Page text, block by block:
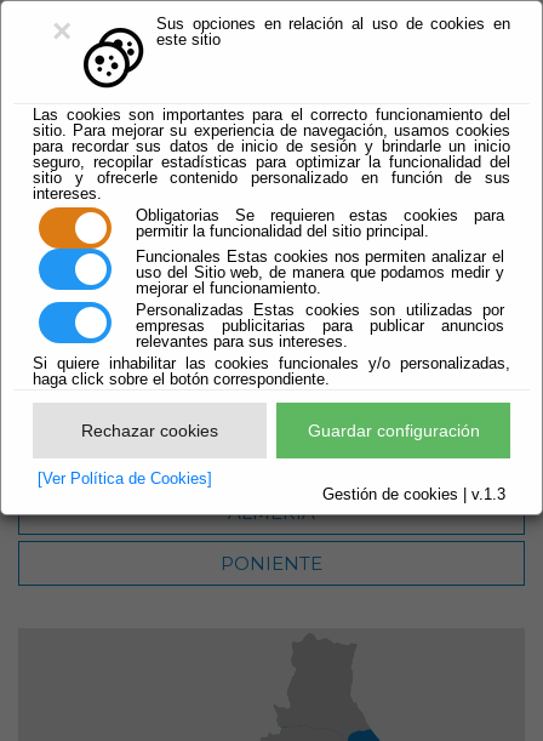
×
Sus opciones en relación al uso de cookies en
este sitio
Las cookies son importantes para el correcto funcionamiento del
sitio. Para mejorar su experiencia de navegación, usamos cookies
para recordar sus datos de inicio de sesión y brindarle un inicio
seguro, recopilar estadísticas para optimizar la funcionalidad del
sitio y ofrecerle contenido personalizado en función de sus
intereses.
Obligatorias Se requieren estas cookies para
permitir la funcionalidad del sitio principal.
Funcionales Estas cookies nos permiten analizar el
uso del Sitio web, de manera que podamos medir y
mejorar el funcionamiento.
Personalizadas Estas cookies son utilizadas por
empresas publicitarias para publicar anuncios
relevantes para sus intereses.
Si quiere inhabilitar las cookies funcionales y/o personalizadas,
haga click sobre el botón correspondiente.
Rechazar cookies Guardar configuración
[Ver Política de Cookies]
Gestión de cookies | v.1.3
Playas
LEVANTE
CABO DE GATA - NIJAR
ALMERÍA
PONIENTE